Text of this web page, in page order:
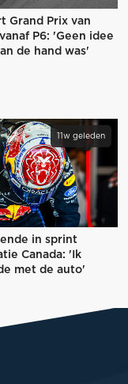
Grand Prix van
P6: 'Geen idee
de hand was'
11w geleden
in sprint
Canada: 'Ik
met de auto'